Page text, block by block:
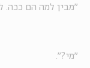
"מבין למה הם ככה.
"מי?".